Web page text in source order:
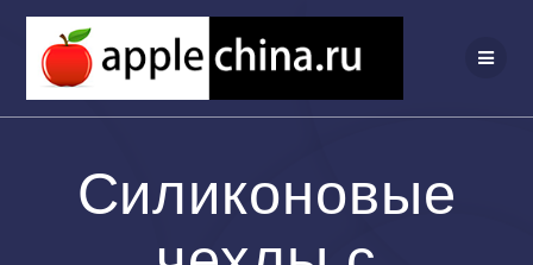
Перейти
к
содержимому
Силиконовые